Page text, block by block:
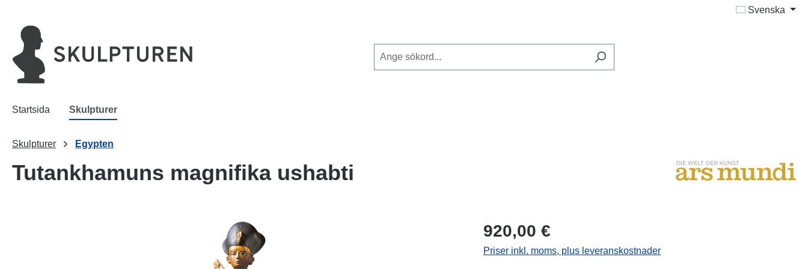
Svenska
Startsida Skulpturer
Skulpturer Egypten
Tutankhamuns magnifika ushabti
920,00 €
Priser inkl. moms, plus leveranskostnader